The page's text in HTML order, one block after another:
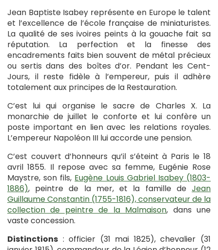
Jean Baptiste Isabey représente en Europe le talent
et l’excellence de l’école française de miniaturistes.
La qualité de ses ivoires peints à la gouache fait sa
réputation. La perfection et la finesse des
encadrements faits bien souvent de métal précieux
ou sertis dans des boîtes d’or. Pendant les Cent-
Jours, il reste fidèle à l’empereur, puis il adhère
totalement aux principes de la Restauration.
C’est lui qui organise le sacre de Charles X. La
monarchie de juillet le conforte et lui confère un
poste important en lien avec les relations royales.
L’empereur Napoléon III lui accorde une pension.
C’est couvert d’honneurs qu’il s’éteint à Paris le 18
avril 1855. Il repose avec sa femme, Eugénie Rose
Maystre, son fils, Eugène Louis Gabriel Isabey (1803-
1886), peintre de la mer, et la famille de Jean
Guillaume Constantin (1755-1816), conservateur de la
collection de peintre de la Malmaison, dans une
vaste concession.
Distinctions : officier (31 mai 1825), chevalier (31